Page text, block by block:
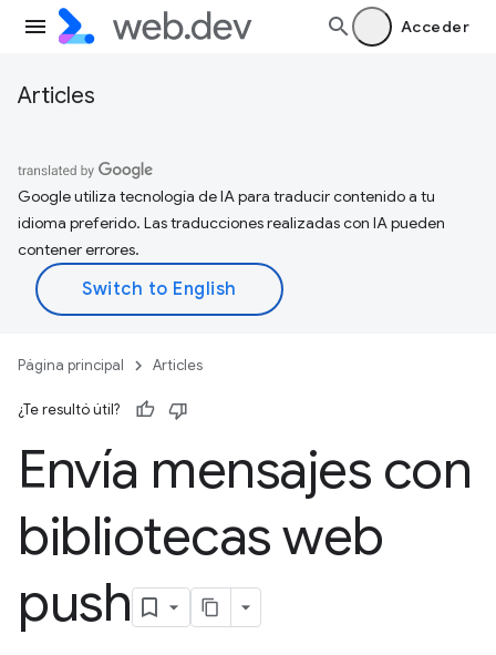
Acceder
Articles
Google utiliza tecnología de IA para traducir contenido a tu
idioma preferido. Las traducciones realizadas con IA pueden
contener errores.
Página principal Articles
¿Te resultó útil?
Envía mensajes con
bibliotecas web
push